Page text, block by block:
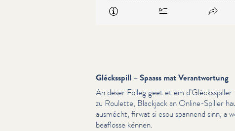
Glécksspill – Spaass mat Verantwortung
An dëser Folleg geet et ëm
zu Roulette, Blackjack an Online-Spiller
ausmécht, firwat si esou spannend sinn, a
beaflosse kënnen.